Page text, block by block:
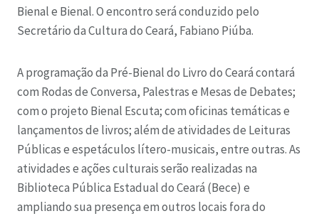
Bienal e Bienal. O encontro será conduzido pelo
Secretário da Cultura do Ceará, Fabiano Piúba.
A programação da Pré-Bienal do Livro do Ceará contará
com Rodas de Conversa, Palestras e Mesas de Debates;
com o projeto Bienal Escuta; com oficinas temáticas e
lançamentos de livros; além de atividades de Leituras
Públicas e espetáculos lítero-musicais, entre outras. As
atividades e ações culturais serão realizadas na
Biblioteca Pública Estadual do Ceará (Bece) e
ampliando sua presença em outros locais fora do